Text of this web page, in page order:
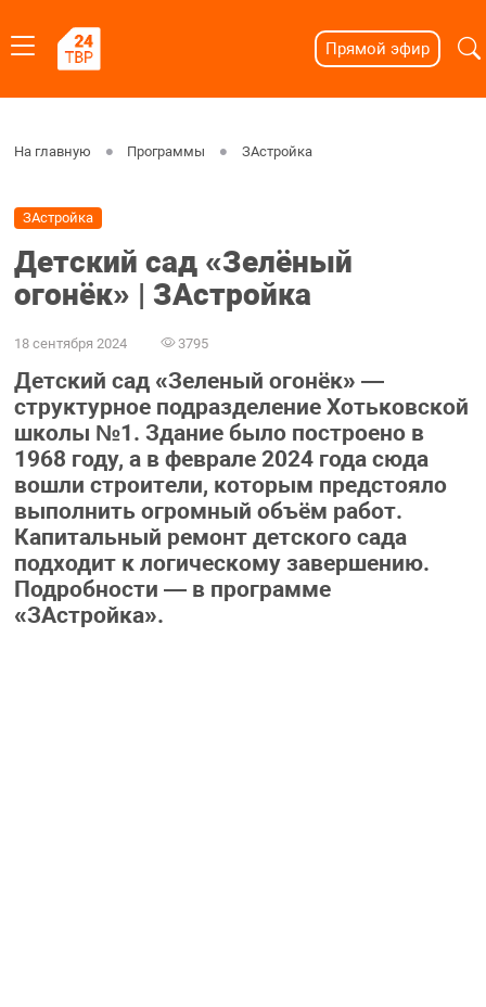
Прямой эфир
На главную Программы ЗАстройка
ЗАстройка
Детский сад «Зелёный
огонёк» | ЗАстройка
18 сентября 2024 3795
Детский сад «Зеленый огонёк» —
структурное подразделение Хотьковской
школы №1. Здание было построено в
1968 году, а в феврале 2024 года сюда
вошли строители, которым предстояло
выполнить огромный объём работ.
Капитальный ремонт детского сада
подходит к логическому завершению.
Подробности — в программе
«ЗАстройка».